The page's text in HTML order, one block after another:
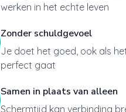
werken in het echte leven
Zonder schuldgevoel
Je doet het goed, ook als
perfect gaat
Samen in plaats van alleen
Schermtijd kan verbinding